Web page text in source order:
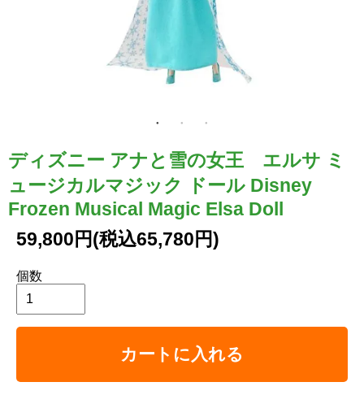
ディズニー アナと雪の女王 エルサ ミ
ュージカルマジック ドール Disney
Frozen Musical Magic Elsa Doll
59,800円(税込65,780円)
個数
カートに入れる